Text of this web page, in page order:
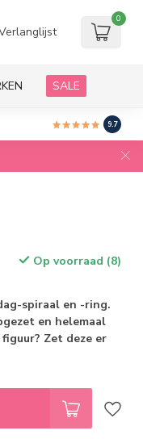
0
SALE
9.7
Op voorraad (8)
spiraal en -ring.
en helemaal
Zet deze er